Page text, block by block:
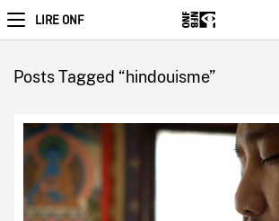
LIRE ONF
Posts Tagged “hindouisme”